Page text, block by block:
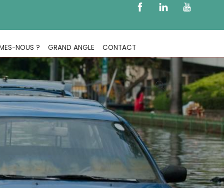
NOUS ? GRAND ANGLE CONTACT